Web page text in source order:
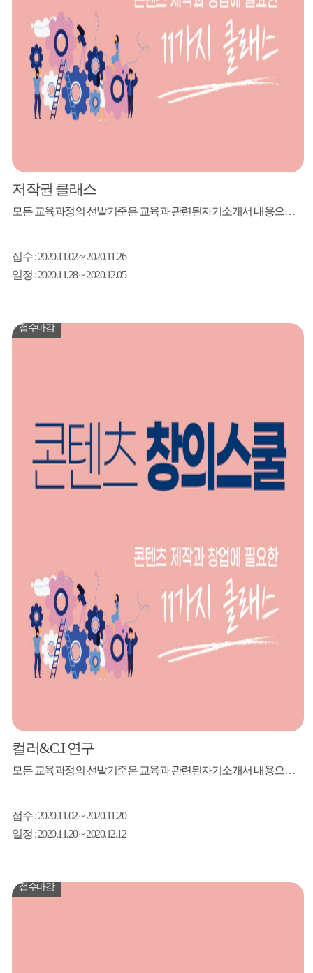
저작권 클래스
모든 교육과정의 선발기준은 교육과 관련된자기소개서 내용으로 강사님께서 선발할 예정입니다.(강의 난이도 조율) 강사 김용환 지식재산토탈서비스기업 ㈜윕스 국내외 특허DB 마이닝 특허검색시스템 개발&서비스 전 문화관광부 공공도서관 디지털자료실 구축사업 전 특허기술거래시스템 개편 및 개발사업 전 문화콘텐츠기술(CT)개발지원사업 모집대상 콘텐츠 제작자 20인 강의내용 1. ...
접수: 2020.11.02 ~ 2020.11.26
일정 : 2020.11.28 ~ 2020.12.05
접수마감
컬러&C.I 연구
모든 교육과정의 선발기준은 교육과 관련된자기소개서 내용으로 강사님께서 선발할 예정입니다.(강의 난이도 조율) 강의내용 1. 컬러마케팅과 브랜딩 - 통하는 마케팅, 답은 컬러에 있다. - 색상의 개념과 실습. - 색상별 브랜딩 전략과 컬러마케팅 사례 2. 색체계(Color System)의 이해 - 색의 삼속성의 개념과 이해 - 색조의 구조와 실습 3. 콘셉트 컬러 구성법 - 대표 4가지 콘...
접수: 2020.11.02 ~ 2020.11.20
일정 : 2020.11.20 ~ 2020.12.12
접수마감